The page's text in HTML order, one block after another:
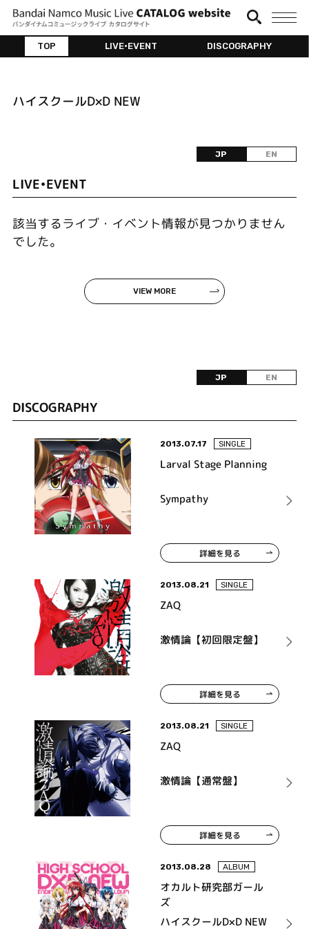
TOP LIVE•EVENT DISCOGRAPHY
ハイスクールD×D NEW
JP EN
LIVE•EVENT
該当するライブ・イベント情報が見つかりません
でした。
VIEW MORE
JP EN
DISCOGRAPHY
2013.07.17 SINGLE
Larval Stage Planning
Sympathy
詳細を見る
2013.08.21 SINGLE
ZAQ
激情論【初回限定盤】
詳細を見る
2013.08.21 SINGLE
ZAQ
激情論【通常盤】
詳細を見る
2013.08.28 ALBUM
オカルト研究部ガール
ズ
ハイスクールD×D NEW